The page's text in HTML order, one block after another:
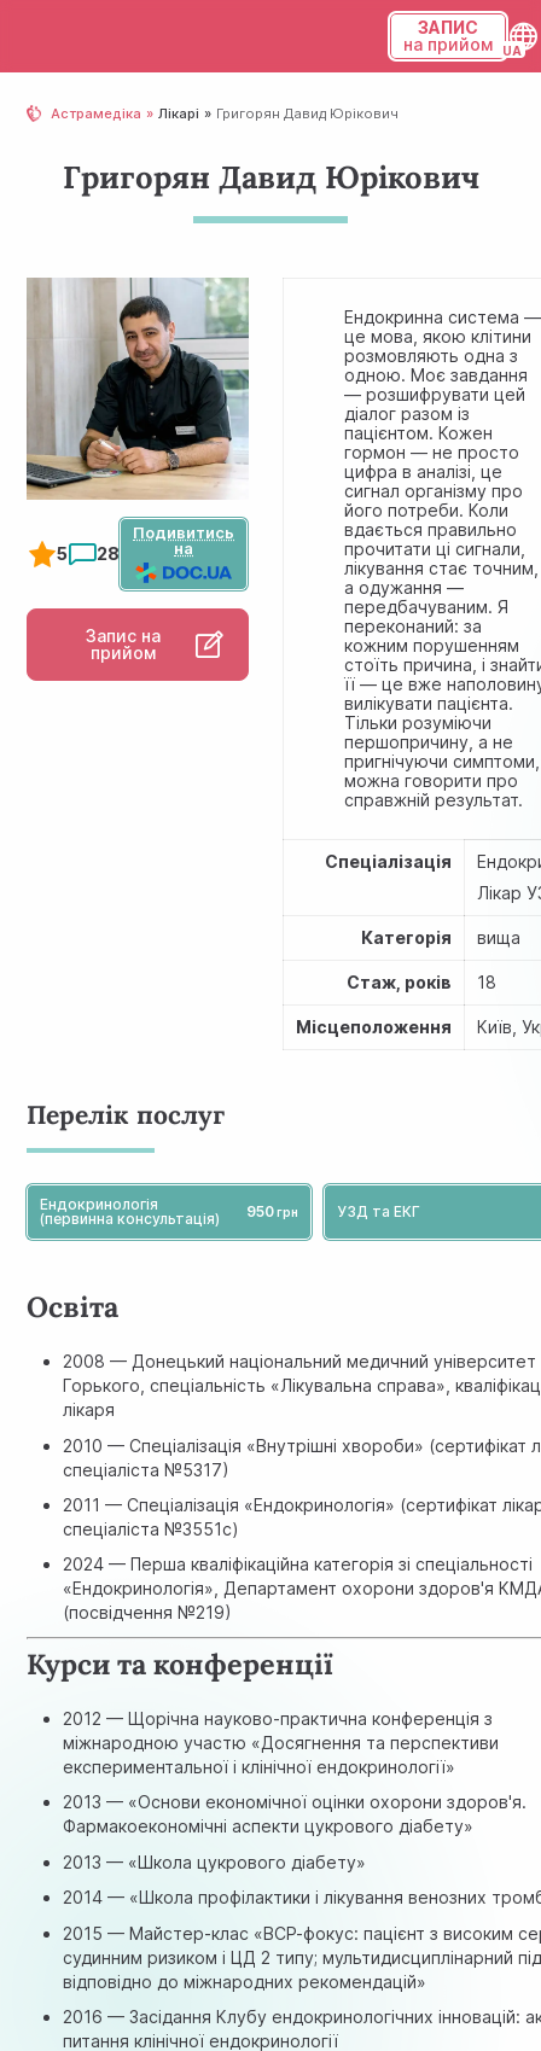
ЗАПИС
на прийом
Астрамедіка Лікарі Григорян Давид Юрікович
Григорян Давид Юрікович
5 28
Подивитись
на
Запис на
прийом
Ендокринна система —
це мова, якою клітини
розмовляють одна з
одною. Моє завдання
— розшифрувати цей
діалог разом із
пацієнтом. Кожен
гормон — не просто
цифра в аналізі, це
сигнал організму про
його потреби. Коли
вдається правильно
прочитати ці сигнали,
лікування стає точним,
а одужання —
передбачуваним. Я
переконаний: за
кожним порушенням
стоїть причина, і
її — це вже
вилікувати пацієнта.
Тільки розуміючи
першопричину, а не
пригнічуючи симптоми,
можна говорити про
справжній результат.
Спеціалізація
Лiкар
Категорія вища
Стаж, років 18
Місцеположення Київ,
Перелік послуг
Ендокринологія
(первинна консультація)
950 УЗД та ЕКГ
Освіта
2008 — Донецький національний медичний університет
Горького, спеціальність «Лікувальна справа»,
лікаря
2010 — Спеціалізація «Внутрішні хвороби» (сертифікат
спеціаліста №5317)
2011 — Спеціалізація «Ендокринологія» (сертифікат
спеціаліста №3551с)
2024 — Перша кваліфікаційна категорія зі спеціальності
«Ендокринологія», Департамент охорони здоров'я
(посвідчення №219)
Курси та конференції
2012 — Щорічна науково-практична конференція з
міжнародною участю «Досягнення та перспективи
експериментальної і клінічної ендокринології»
2013 — «Основи економічної оцінки охорони здоров'я.
Фармакоекономічні аспекти цукрового діабету»
2013 — «Школа цукрового діабету»
2014 — «Школа профілактики і лікування венозних
2015 — Майстер-клас «ВСР-фокус: пацієнт з високим
судинним ризиком і ЦД 2 типу; мультидисциплінарний
відповідно до міжнародних рекомендацій»
2016 — Засідання Клубу ендокринологічних інновацій:
питання клінічної ендокринології